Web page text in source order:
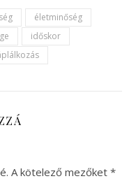
életminőség
időskor
A kötelező mezőket *